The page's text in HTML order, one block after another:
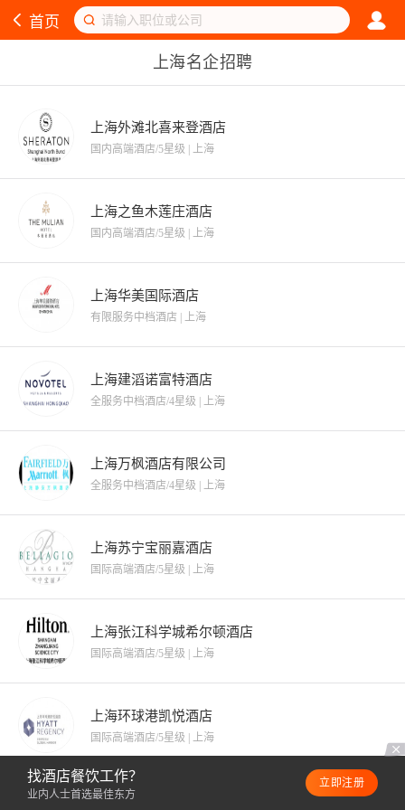
首页
上海名企招聘
上海外滩北喜来登酒店
国内高端酒店/5星级 上海
上海之鱼木莲庄酒店
国内高端酒店/5星级 上海
上海华美国际酒店
有限服务中档酒店 上海
上海建滔诺富特酒店
全服务中档酒店/4星级 上海
上海万枫酒店有限公司
全服务中档酒店/4星级 上海
上海苏宁宝丽嘉酒店
国际高端酒店/5星级 上海
上海张江科学城希尔顿酒店
国际高端酒店/5星级 上海
上海环球港凯悦酒店
国际高端酒店/5星级 上海
上海虹桥国家会展中心希尔顿欢朋酒店
找酒店餐饮工作？
业内人士首选最佳东方
立即注册